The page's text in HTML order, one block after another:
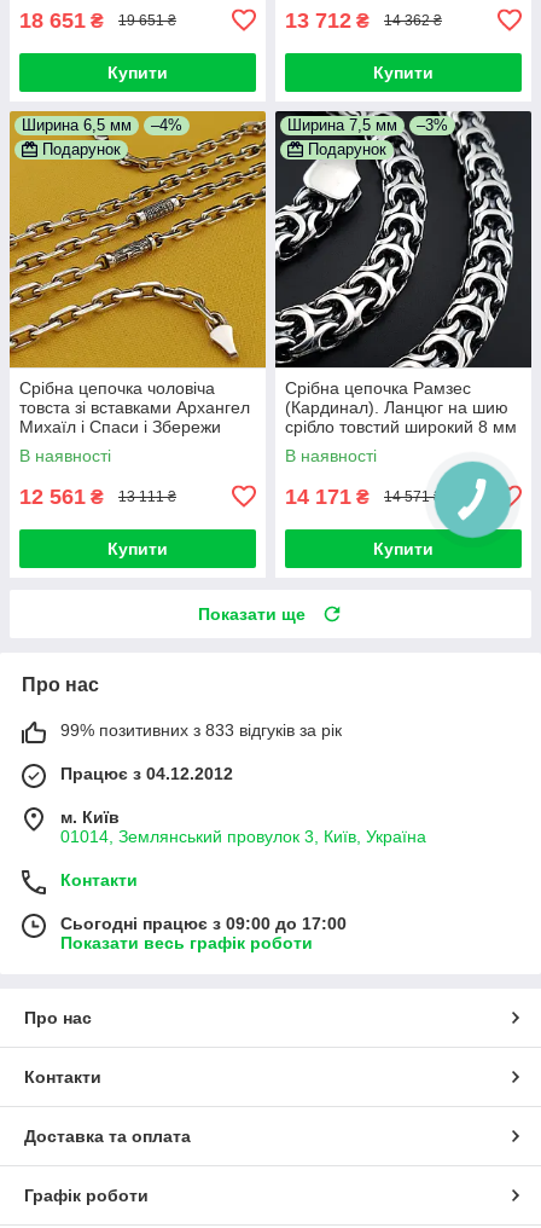
18 651 ₴ 19 651 ₴
Купити
13 712 ₴ 14 362 ₴
Купити
Ширина 6,5 мм
–4%
Подарунок
Срібна цепочка чоловіча
товста зі вставками Архангел
Михаїл і Спаси і Збережи
освячена. Якірний ланцюг 55
см
В наявності
12 561 ₴ 13 111 ₴
Купити
Ширина 7,5 мм
–3%
Подарунок
Срібна цепочка Рамзес
(Кардинал). Ланцюг на шию
срібло товстий широкий 8 мм
60 см
В наявності
14 171 ₴ 14 571 ₴
Купити
Показати ще
Про нас
99% позитивних з 833 відгуків за рік
Працює з 04.12.2012
м. Київ
01014, Землянський провулок 3, Київ, Україна
Контакти
Сьогодні працює з 09:00 до 17:00
Показати весь графік роботи
Про нас
Контакти
Доставка та оплата
Графік роботи